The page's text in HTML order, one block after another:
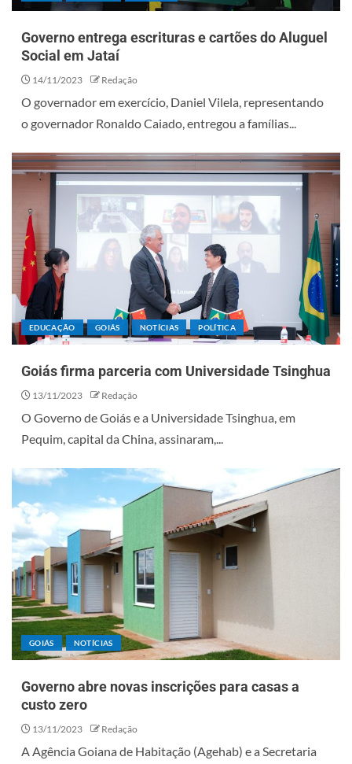
Governo entrega escrituras e cartões do Aluguel
Social em Jataí
14/11/2023 Redação
O governador em exercício, Daniel Vilela, representando
o governador Ronaldo Caiado, entregou a famílias...
EDUCAÇÃO GOIÁS NOTÍCIAS POLÍTICA
Goiás firma parceria com Universidade Tsinghua
13/11/2023 Redação
O Governo de Goiás e a Universidade Tsinghua, em
Pequim, capital da China, assinaram,...
GOIÁS NOTÍCIAS
Governo abre novas inscrições para casas a
custo zero
13/11/2023 Redação
A Agência Goiana de Habitação (Agehab) e a Secretaria